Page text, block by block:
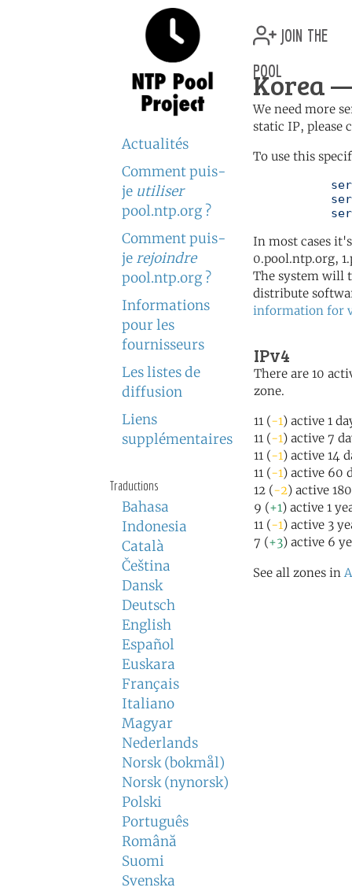
Actualités
Comment puis-
je utiliser
pool.ntp.org ?
Comment puis-
je rejoindre
pool.ntp.org ?
Informations
pour les
fournisseurs
Les listes de
diffusion
Liens
supplémentaires
Traductions
Bahasa
Indonesia
Català
Čeština
Dansk
Deutsch
English
Español
Euskara
Français
Italiano
Magyar
Nederlands
Norsk (bokmål)
Norsk (nynorsk)
Polski
Português
Română
Suomi
Svenska
join the
pool
Korea
We need more
static IP, please
To use this
In most cases
0.pool.ntp.org,
The system will
distribute
information for
IPv4
There are 10
zone.
11 (-1) active 1
11 (-1) active 7
11 (-1) active 14
11 (-1) active 60
12 (-2) active
9 (+1) active 1
11 (-1) active 3
7 (+3) active 6
See all zones in